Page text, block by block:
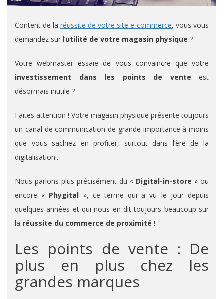
Content de la réussite de votre site e-commerce, vous vous
demandez sur l’utilité de votre magasin physique ?
Votre webmaster essaie de vous convaincre que votre
investissement dans les points de vente est
désormais inutile ?
Faites attention ! Votre magasin physique présente toujours
un canal de communication de grande importance à moins
que vous sachiez en profiter, surtout dans l’ère de la
digitalisation...
Nous parlons plus précisément du « Digital-in-store » ou
encore « Phygital », ce terme qui a vu le jour depuis
quelques années et qui nous en dit toujours beaucoup sur
la réussite du commerce de proximité !
Les points de vente : De
plus en plus chez les
grandes marques